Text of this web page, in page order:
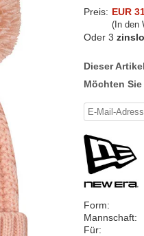
Preis: EUR
(In den
Oder 3
Dieser
Möchten
Form:
Mannschaft:
Für: